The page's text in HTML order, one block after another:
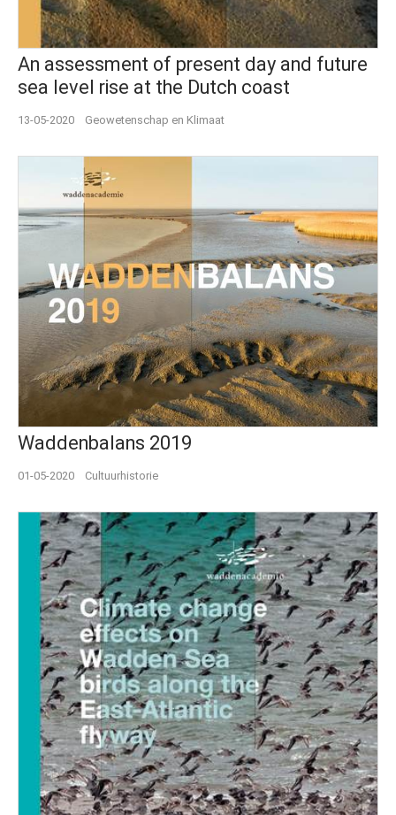
An assessment of present day and future
sea level rise at the Dutch coast
13-05-2020 Geowetenschap en Klimaat
Waddenbalans 2019
01-05-2020 Cultuurhistorie